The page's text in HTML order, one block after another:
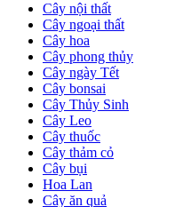
Cây nội thất
Cây ngoại thất
Cây hoa
Cây phong thủy
Cây ngày Tết
Cây bonsai
Cây Thủy Sinh
Cây Leo
Cây thuốc
Cây thảm cỏ
Cây bụi
Hoa Lan
Cây ăn quả